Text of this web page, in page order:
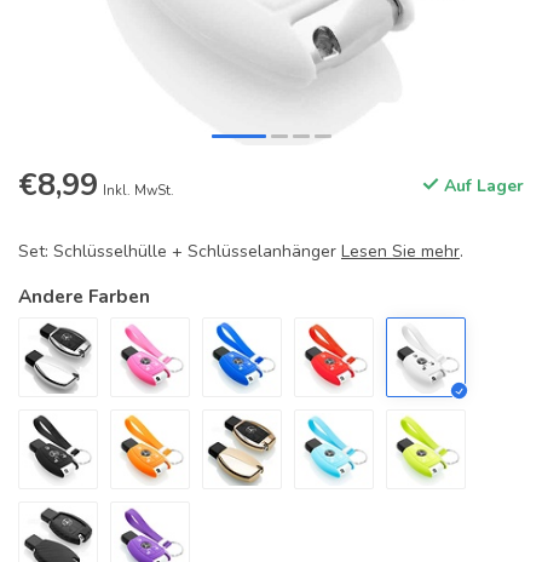
€8,99 Inkl. MwSt. Auf Lager
Set: Schlüsselhülle + Schlüsselanhänger Lesen Sie mehr.
Andere Farben